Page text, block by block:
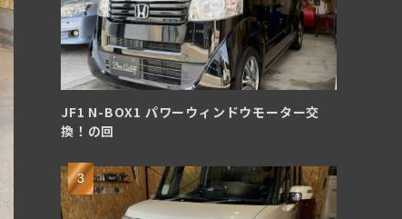
JF1 N-BOX1 パワーウィンドウモーター交
換！の回